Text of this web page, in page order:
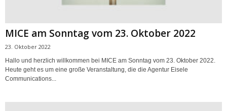
MICE am Sonntag vom 23. Oktober 2022
23. Oktober 2022
Hallo und herzlich willkommen bei MICE am Sonntag vom 23. Oktober 2022.
Heute geht es um eine große Veranstaltung, die die Agentur Eisele
Communications...